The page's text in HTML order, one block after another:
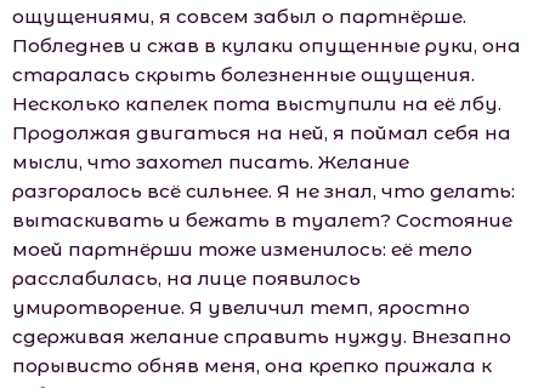
ощущениями, я совсем забыл о партнёрше.
Побледнев и сжав в кулаки опущенные руки, она
старалась скрыть болезненные ощущения.
Несколько капелек пота выступили на её лбу.
Продолжая двигаться на ней, я поймал себя на
мысли, что захотел писать. Желание
разгоралось всё сильнее. Я не знал, что делать:
вытаскивать и бежать в туалет? Состояние
моей партнёрши тоже изменилось: её тело
расслабилась, на лице появилось
умиротворение. Я увеличил темп, яростно
сдерживая желание справить нужду. Внезапно
порывисто обняв меня, она крепко прижала к